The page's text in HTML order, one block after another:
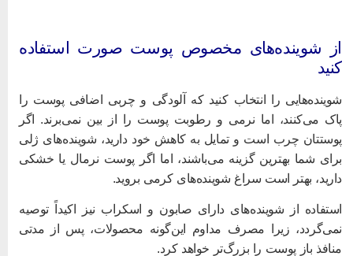
شوینده‌های مخصوص پوست صورت استفاده
را انتخاب کنید که آلودگی و چربی اضافی پوست را
می‌کنند، اما نرمی و رطوبت پوست را از بین نمی‌برند. اگر
چرب است و تمایل به کاهش خود دارید، شوینده‌های ژلی
شما بهترین گزینه می‌باشند، اما اگر پوست نرمال یا خشکی
بهتر است سراغ شوینده‌های کرمی بروید.
از شوینده‌های دارای صابون و اسکراب نیز اکیداً توصیه
زیرا مصرف مداوم این‌گونه محصولات، پس از مدتی
باز پوست را بزرگ‌تر خواهد کرد.